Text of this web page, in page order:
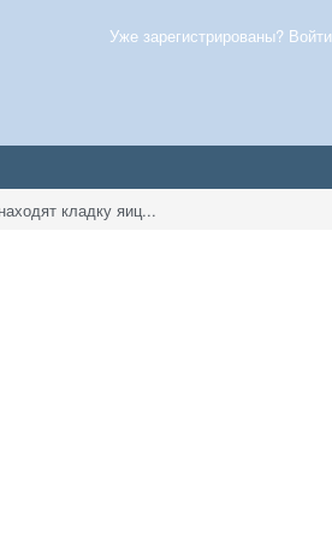
Уже зарегистрированы? Войти
кладку яиц...